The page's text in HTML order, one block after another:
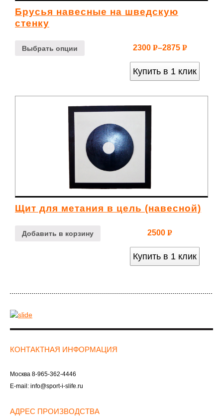
Брусья навесные на шведскую
стенку
Выбрать опции 2300 Р–2875 Р
Купить в 1 клик
Щит для метания в цель (навесной)
Добавить в корзину 2500 Р
Купить в 1 клик
КОНТАКТНАЯ ИНФОРМАЦИЯ
Москва 8-965-362-4446
E-mail: info@sport-i-slife.ru
АДРЕС ПРОИЗВОДСТВА